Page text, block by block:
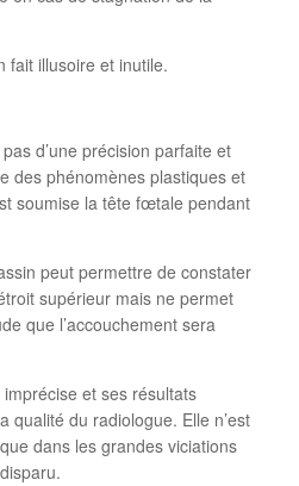
fait illusoire et inutile.
d’une précision parfaite et
des phénomènes plastiques et
soumise la tête fœtale pendant
peut permettre de constater
supérieur mais ne permet
que l’accouchement sera
et ses résultats
qualité du radiologue. Elle n’est
dans les grandes viciations